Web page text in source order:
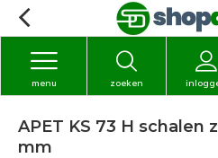
zoeken
menu
APET KS 73 H schalen
mm